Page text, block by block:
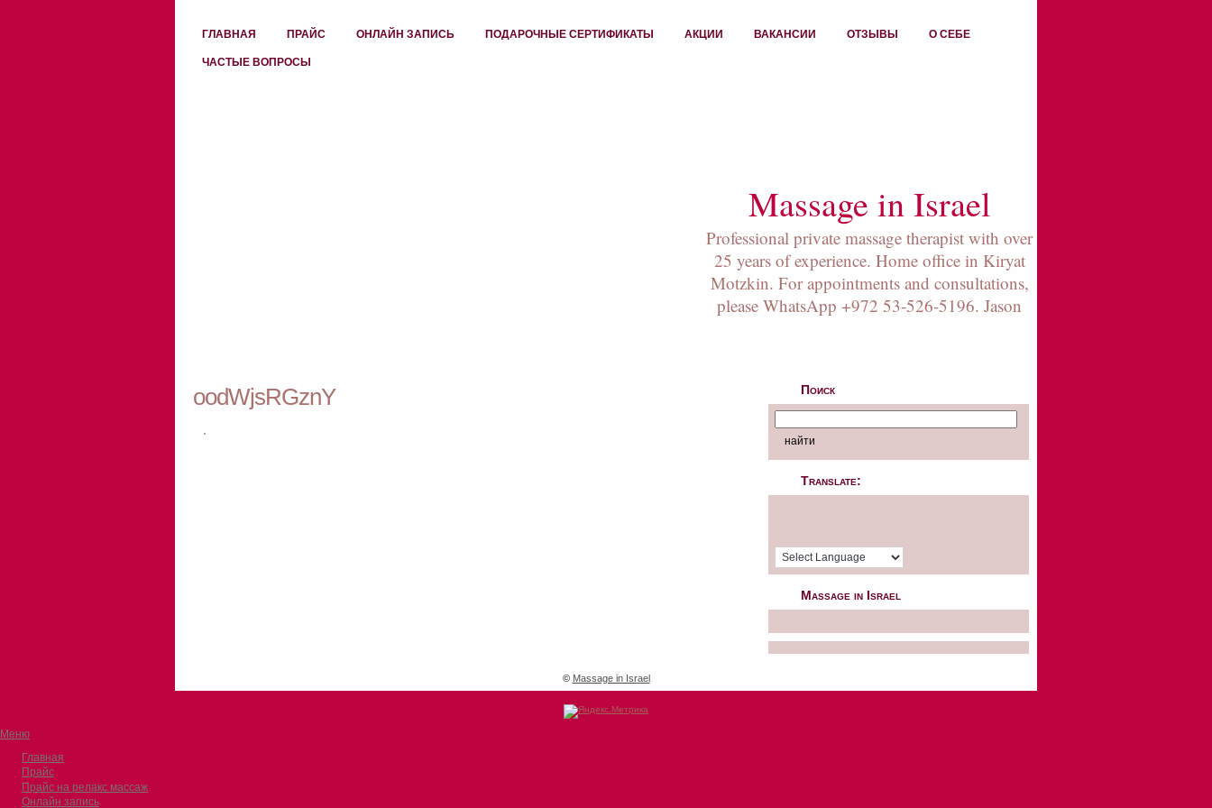
ГЛАВНАЯ ПРАЙС ОНЛАЙН ЗАПИСЬ ПОДАРОЧНЫЕ СЕРТИФИКАТЫ АКЦИИ ВАКАНСИИ ОТЗЫВЫ О СЕБЕ
ЧАСТЫЕ ВОПРОСЫ
Massage in Israel
Professional private massage therapist with over
25 years of experience. Home office in Kiryat
Motzkin. For appointments and consultations,
please WhatsApp +972 53-526-5196. Jason
oodWjsRGznY Поиск
Translate:
Massage in Israel
© Massage in Israel
Меню
Главная
Прайс
Прайс на релакс массаж
Онлайн запись